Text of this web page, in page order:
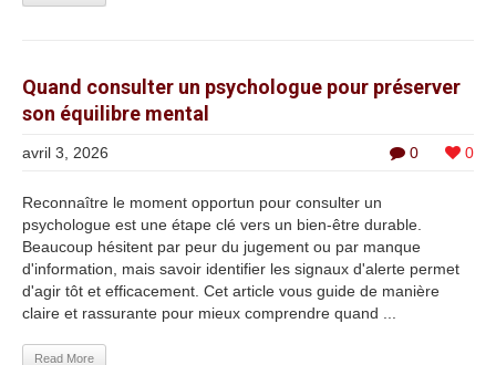
Quand consulter un psychologue pour préserver
son équilibre mental
0 0
avril 3, 2026
Reconnaître le moment opportun pour consulter un
psychologue est une étape clé vers un bien-être durable.
Beaucoup hésitent par peur du jugement ou par manque
d'information, mais savoir identifier les signaux d'alerte permet
d'agir tôt et efficacement. Cet article vous guide de manière
claire et rassurante pour mieux comprendre quand ...
Read More